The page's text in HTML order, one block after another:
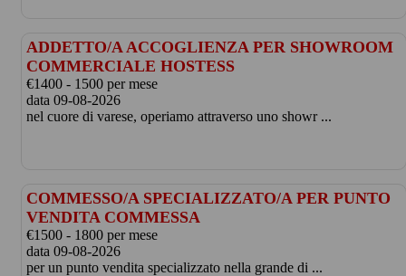
ADDETTO/A ACCOGLIENZA PER SHOWROOM
COMMERCIALE HOSTESS
€1400 - 1500 per mese
data 09-08-2026
nel cuore di varese, operiamo attraverso uno showr ...
COMMESSO/A SPECIALIZZATO/A PER PUNTO
VENDITA COMMESSA
€1500 - 1800 per mese
data 09-08-2026
per un punto vendita specializzato nella grande di ...